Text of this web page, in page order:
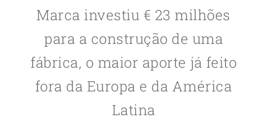
Marca investiu € 23 milhões
para a construção de uma
fábrica, o maior aporte já feito
fora da Europa e da América
Latina